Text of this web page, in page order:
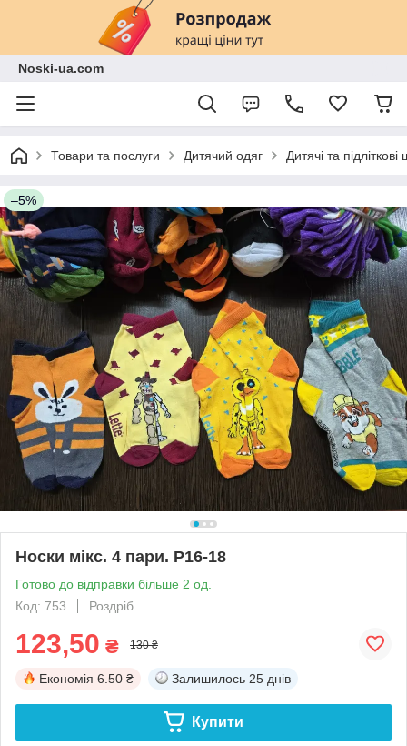
Noski-ua.com
Товари та послуги Дитячий одяг Дитячі та
–5%
Носки мікс. 4 пари. Р16-18
Готово до відправки більше 2 од.
Код: 753
Роздріб
123,50 ₴ 130 ₴
Економія 6.50 ₴ Залишилось 25 днів
Купити